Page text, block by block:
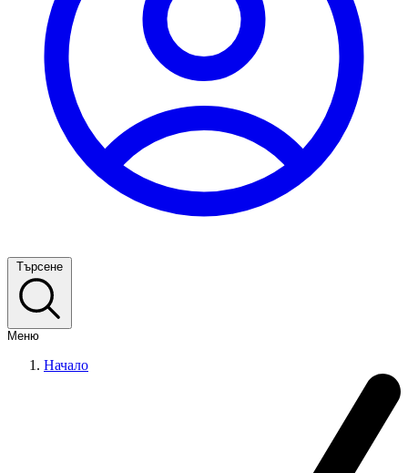
Търсене
Меню
Начало